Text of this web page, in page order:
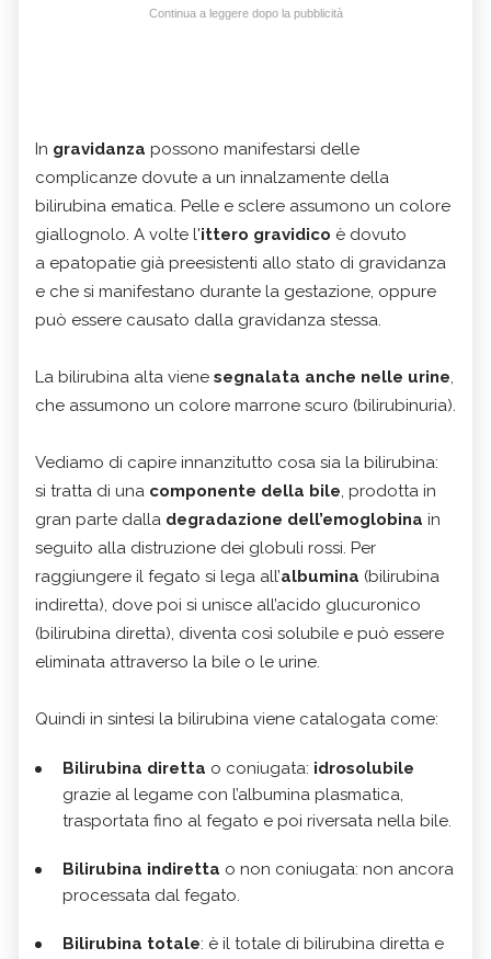
Continua a leggere dopo la pubblicità
In gravidanza possono manifestarsi delle
complicanze dovute a un innalzamente della
bilirubina ematica. Pelle e sclere assumono un colore
giallognolo. A volte l'ittero gravidico è dovuto
a epatopatie già preesistenti allo stato di gravidanza
e che si manifestano durante la gestazione, oppure
può essere causato dalla gravidanza stessa.
La bilirubina alta viene segnalata anche nelle urine,
che assumono un colore marrone scuro (bilirubinuria).
Vediamo di capire innanzitutto cosa sia la bilirubina:
si tratta di una componente della bile, prodotta in
gran parte dalla degradazione dell’emoglobina in
seguito alla distruzione dei globuli rossi. Per
raggiungere il fegato si lega all’albumina (bilirubina
indiretta), dove poi si unisce all’acido glucuronico
(bilirubina diretta), diventa così solubile e può essere
eliminata attraverso la bile o le urine.
Quindi in sintesi la bilirubina viene catalogata come:
Bilirubina diretta o coniugata: idrosolubile
grazie al legame con l’albumina plasmatica,
trasportata fino al fegato e poi riversata nella bile.
Bilirubina indiretta o non coniugata: non ancora
processata dal fegato.
Bilirubina totale: è il totale di bilirubina diretta e